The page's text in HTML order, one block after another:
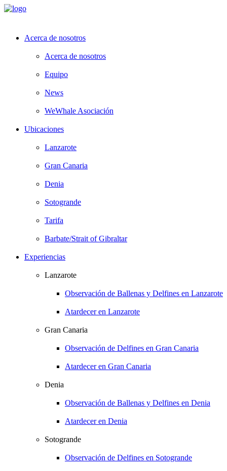
Acerca de nosotros
Acerca de nosotros
Equipo
News
WeWhale Asociación
Ubicaciones
Lanzarote
Gran Canaria
Denia
Sotogrande
Tarifa
Barbate/Strait of Gibraltar
Experiencias
Lanzarote
Observación de Ballenas y Delfines en Lanzarote
Atardecer en Lanzarote
Gran Canaria
Observación de Delfines en Gran Canaria
Atardecer en Gran Canaria
Denia
Observación de Ballenas y Delfines en Denia
Atardecer en Denia
Sotogrande
Observación de Delfines en Sotogrande